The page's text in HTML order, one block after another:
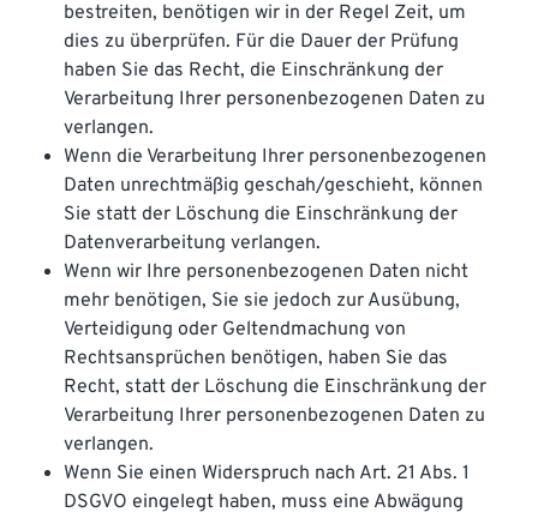
bestreiten, benötigen wir in der Regel Zeit, um
dies zu überprüfen. Für die Dauer der Prüfung
haben Sie das Recht, die Einschränkung der
Verarbeitung Ihrer personenbezogenen Daten zu
verlangen.
Wenn die Verarbeitung Ihrer personenbezogenen
Daten unrechtmäßig geschah/geschieht, können
Sie statt der Löschung die Einschränkung der
Datenverarbeitung verlangen.
Wenn wir Ihre personenbezogenen Daten nicht
mehr benötigen, Sie sie jedoch zur Ausübung,
Verteidigung oder Geltendmachung von
Rechtsansprüchen benötigen, haben Sie das
Recht, statt der Löschung die Einschränkung der
Verarbeitung Ihrer personenbezogenen Daten zu
verlangen.
Wenn Sie einen Widerspruch nach Art. 21 Abs. 1
DSGVO eingelegt haben, muss eine Abwägung